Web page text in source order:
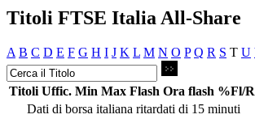
Titoli FTSE Italia All-Share
A B C D E F G H I J K L M N O P Q R S T U
Titoli Uffic. Min Max Flash Ora flash %Fl/
Dati di borsa italiana ritardati di 15 minuti